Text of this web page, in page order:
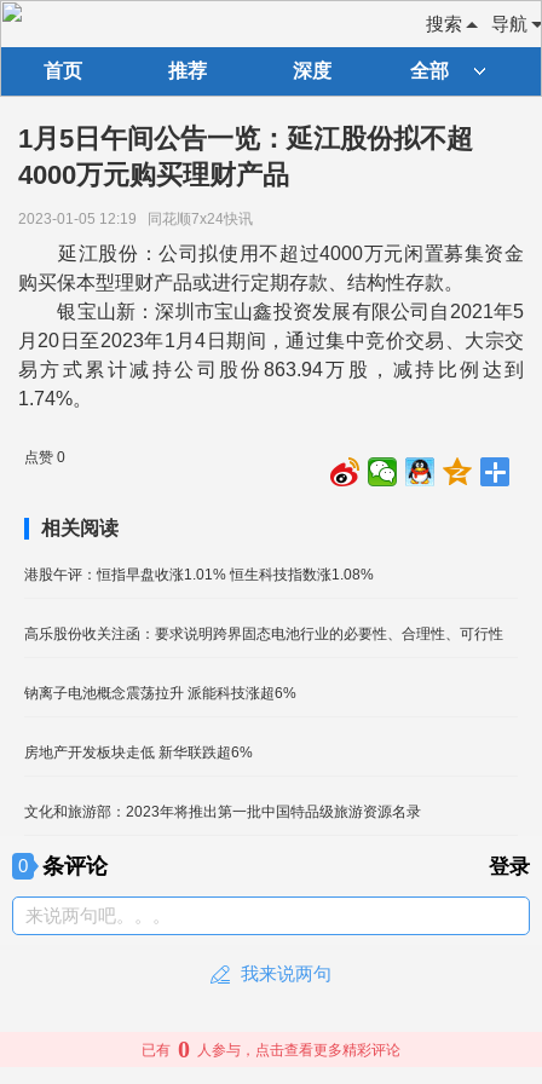
导航
搜索
首页 推荐 深度 全部
1月5日午间公告一览：延江股份拟不超
4000万元购买理财产品
2023-01-05 12:19 同花顺7x24快讯
延江股份：公司拟使用不超过4000万元闲置募集资金
购买保本型理财产品或进行定期存款、结构性存款。
银宝山新：深圳市宝山鑫投资发展有限公司自2021年5
月20日至2023年1月4日期间，通过集中竞价交易、大宗交
易方式累计减持公司股份863.94万股，减持比例达到
1.74%。
点赞 0
相关阅读
港股午评：恒指早盘收涨1.01% 恒生科技指数涨1.08%
高乐股份收关注函：要求说明跨界固态电池行业的必要性、合理性、可行性
钠离子电池概念震荡拉升 派能科技涨超6%
房地产开发板块走低 新华联跌超6%
文化和旅游部：2023年将推出第一批中国特品级旅游资源名录
0 条评论 登录
来说两句吧。。。
我来说两句
已有 0 人参与，点击查看更多精彩评论